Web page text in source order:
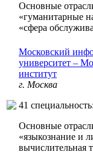
Основные
«гуманитарные
«сфера
Московский
университет –
институт
г. Москва
41
Основные
«языкознание и
вычислительная